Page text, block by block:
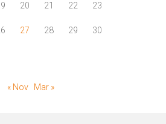
20 21 22 23
27 28 29 30
« Nov Mar »